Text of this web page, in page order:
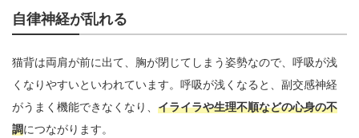
自律神経が乱れる
猫背は両肩が前に出て、胸が閉じてしまう姿勢なので、呼吸が浅
くなりやすいといわれています。呼吸が浅くなると、副交感神経
がうまく機能できなくなり、 イライラや生理不順などの心身の不
調につながります。